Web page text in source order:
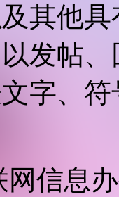
其他
发帖
字、
信息